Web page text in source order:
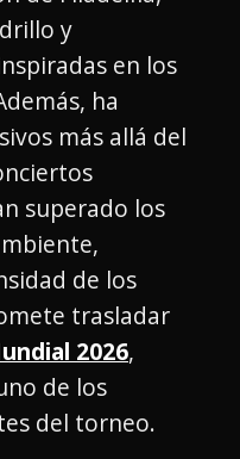
y
en los
ha
más allá del
superado los
de los
trasladar
2026,
de los
del torneo.